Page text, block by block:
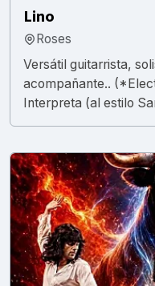
Lino
Roses
Versátil guitarrista,
acompañante..
Interpreta (al estilo